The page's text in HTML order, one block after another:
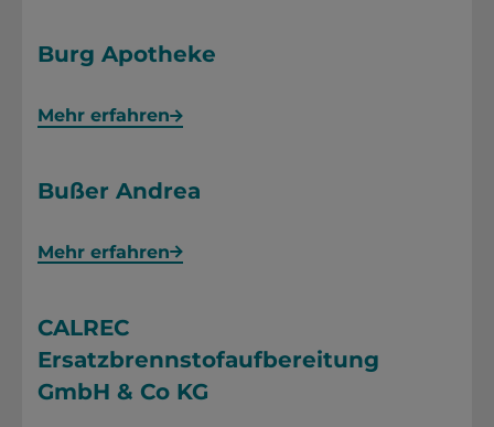
Burg Apotheke
Mehr erfahren
Bußer Andrea
Mehr erfahren
CALREC
Ersatzbrennstofaufbereitung
GmbH & Co KG